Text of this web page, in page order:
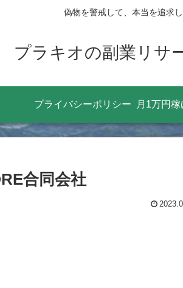
偽物を警戒して、本当を追求し
プラキオの副業リサ
プライバシーポリシー
合同会社